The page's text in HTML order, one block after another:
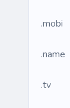
.mobi
.name
.tv